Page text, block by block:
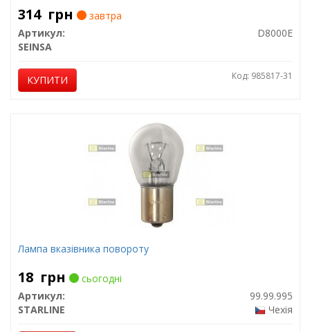
314 грн
завтра
Артикул:
D8000E
SEINSA
КУПИТИ Код: 985817-31
Лампа вказівника повороту
18 грн
сьогодні
Артикул:
99.99.995
STARLINE
Чехія